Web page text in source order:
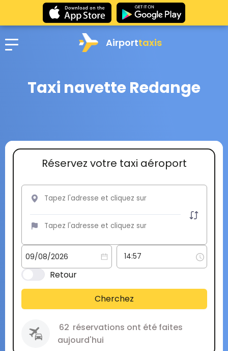
Airporttaxis
Taxi navette Redange
Réservez votre taxi aéroport
Retour
Cherchez
62 réservations ont été faites
aujourd'hui